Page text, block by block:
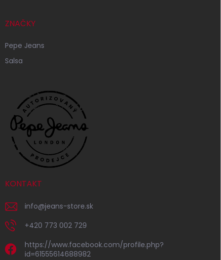
ZNAČKY
Pepe Jeans
Salsa
KONTAKT
info@jeans-store.sk
+420 773 002 729
https://www.facebook.com/profile.php?
id=61555614688982